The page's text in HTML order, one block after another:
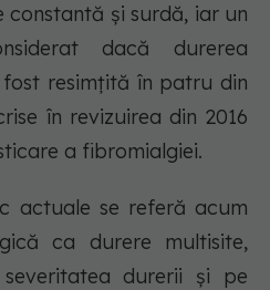
constantă și surdă, iar un
dacă durerea
fost resimțită în patru din
în revizuirea din 2016
a fibromialgiei.
actuale se referă acum
ca durere multisite,
durerii și pe